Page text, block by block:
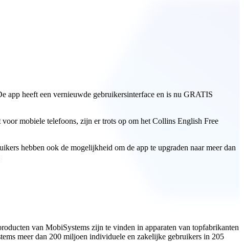
app heeft een vernieuwde gebruikersinterface en is nu GRATIS
mobiele telefoons, zijn er trots op om het Collins English Free
hebben ook de mogelijkheid om de app te upgraden naar meer dan
van MobiSystems zijn te vinden in apparaten van topfabrikanten
meer dan 200 miljoen individuele en zakelijke gebruikers in 205